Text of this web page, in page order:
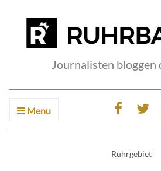
Journalisten bloggen
Menu
Ruhrgebiet